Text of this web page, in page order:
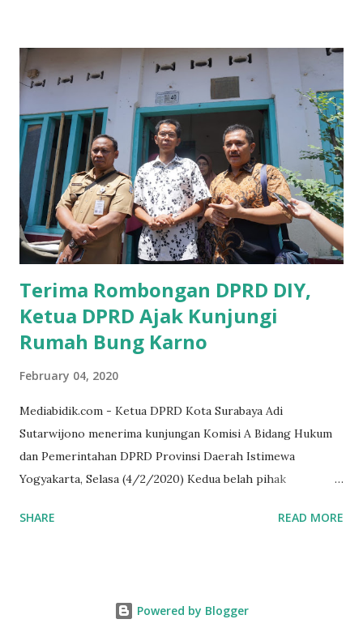
yang sebenarnya ada dana pinjaman lunak untuk mereka. "
Ketika saya menjalankan Reses di Blitar,Kediri dan
Tulungagung , banyak masyarakat sana tak mengetahui ada
dana pinjaman lunak di Bank UMKM untuk para pelaku
UMKM, karena sebenarnya jika Pemprov serius
memberikan sosialisasi sampai ke tingkat desa,maka saya
yakin masyarakat sangat senang sekali," ucap pria yang
akrab dipanggil Gus Udin tersebut. Apalagi menyambut
MEA, seharusnya pelaku UMKM sudah mengerti kalau ada
dana pinjaman unt...
Terima Rombongan DPRD DIY,
Ketua DPRD Ajak Kunjungi
Rumah Bung Karno
February 04, 2020
Mediabidik.com - Ketua DPRD Kota Surabaya Adi
Sutarwijono menerima kunjungan Komisi A Bidang Hukum
dan Pemerintahan DPRD Provinsi Daerah Istimewa
Yogyakarta, Selasa (4/2/2020) Kedua belah pihak
memperkuat Demokrasi Pancasila. Turut dalam rombongan
Peneleh. Juga, rumah peninggalan HOS Tjokroaminoto,
SHARE READ MORE
Powered by Blogger